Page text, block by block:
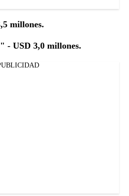
millones.
- USD 3,0 millones.